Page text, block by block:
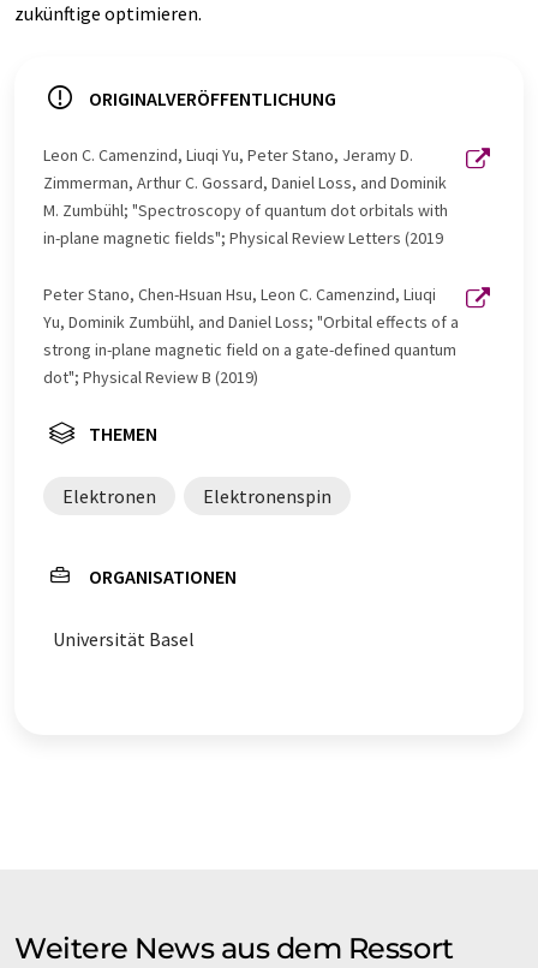
zukünftige optimieren.
ORIGINALVERÖFFENTLICHUNG
Leon C. Camenzind, Liuqi Yu, Peter Stano, Jeramy D.
Zimmerman, Arthur C. Gossard, Daniel Loss, and Dominik
M. Zumbühl; "Spectroscopy of quantum dot orbitals with
in-plane magnetic fields"; Physical Review Letters (2019
Peter Stano, Chen-Hsuan Hsu, Leon C. Camenzind, Liuqi
Yu, Dominik Zumbühl, and Daniel Loss; "Orbital effects of a
strong in-plane magnetic field on a gate-defined quantum
dot"; Physical Review B (2019)
THEMEN
Elektronen Elektronenspin
ORGANISATIONEN
Universität Basel
Weitere News aus dem Ressort